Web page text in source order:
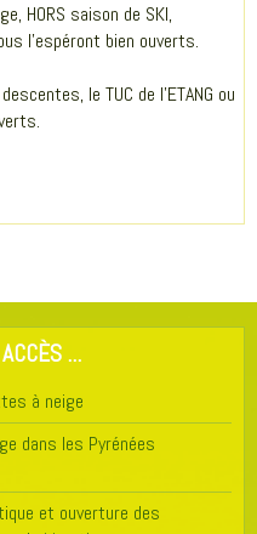
HORS saison de SKI,
l'espéront bien ouverts.
le TUC de l'ETANG ou
...
à neige
dans les Pyrénées
et ouverture des